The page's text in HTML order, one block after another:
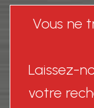
Vous ne
Laissez-
votre